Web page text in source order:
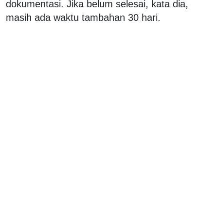
dokumentasi. Jika belum selesai, kata dia,
masih ada waktu tambahan 30 hari.